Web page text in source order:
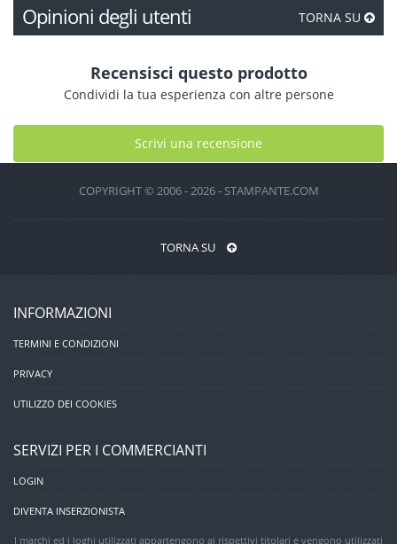
Opinioni degli utenti TORNA SU
Recensisci questo prodotto
Condividi la tua esperienza con altre persone
Scrivi una recensione
COPYRIGHT © 2006 - 2026 - STAMPANTE.COM
TORNA SU
INFORMAZIONI
TERMINI E CONDIZIONI
PRIVACY
UTILIZZO DEI COOKIES
SERVIZI PER I COMMERCIANTI
LOGIN
DIVENTA INSERZIONISTA
I marchi ed i loghi utilizzati appartengono ai rispettivi titolari e vengono utilizzati